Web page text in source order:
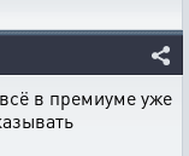
в премиуме уже